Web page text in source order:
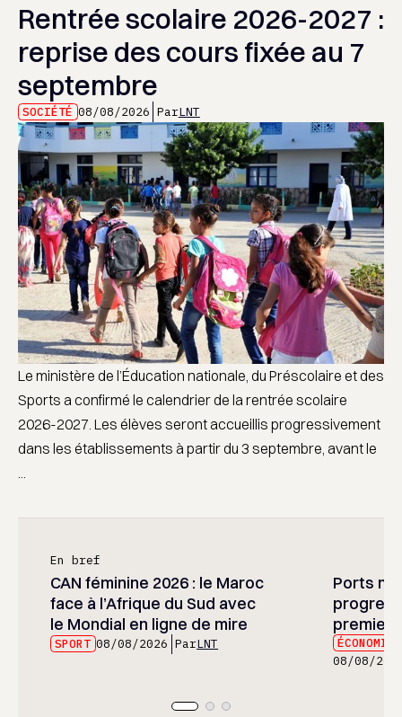
Rentrée scolaire 2026-2027 :
reprise des cours fixée au 7
septembre
SOCIÉTÉ 08/08/2026 ParLNT
Le ministère de l’Éducation nationale, du Préscolaire et des
Sports a confirmé le calendrier de la rentrée scolaire
2026-2027. Les élèves seront accueillis progressivement
dans les établissements à partir du 3 septembre, avant le
En bref
CAN féminine 2026 : le Maroc
face à l’Afrique du Sud avec
le Mondial en ligne de mire
SPORT 08/08/2026 ParLNT
Ports
premier
08/08/